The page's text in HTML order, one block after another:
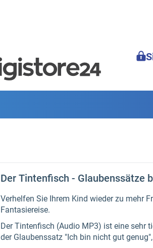
Der Tintenfisch - Glaubenssätze
Verhelfen Sie Ihrem Kind wieder zu mehr
Fantasiereise.
Der Tintenfisch (Audio MP3) ist eine sehr
der Glaubenssatz "Ich bin nicht gut